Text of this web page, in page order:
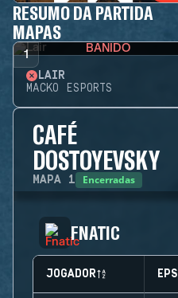
RESUMO DA PARTIDA
MAPAS
1 BANIDO
LAIR
MACKO ESPORTS
CAFÉ
DOSTOYEVSKY
MAPA 1 Encerradas
FNATIC
JOGADOR EPS